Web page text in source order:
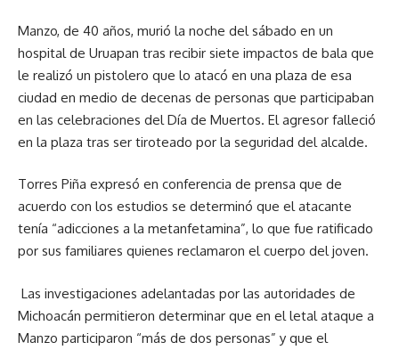
Manzo, de 40 años, murió la noche del sábado en un
hospital de Uruapan tras recibir siete impactos de bala que
le realizó un pistolero que lo atacó en una plaza de esa
ciudad en medio de decenas de personas que participaban
en las celebraciones del Día de Muertos. El agresor falleció
en la plaza tras ser tiroteado por la seguridad del alcalde.
Torres Piña expresó en conferencia de prensa que de
acuerdo con los estudios se determinó que el atacante
tenía “adicciones a la metanfetamina”, lo que fue ratificado
por sus familiares quienes reclamaron el cuerpo del joven.
Las investigaciones adelantadas por las autoridades de
Michoacán permitieron determinar que en el letal ataque a
Manzo participaron “más de dos personas” y que el